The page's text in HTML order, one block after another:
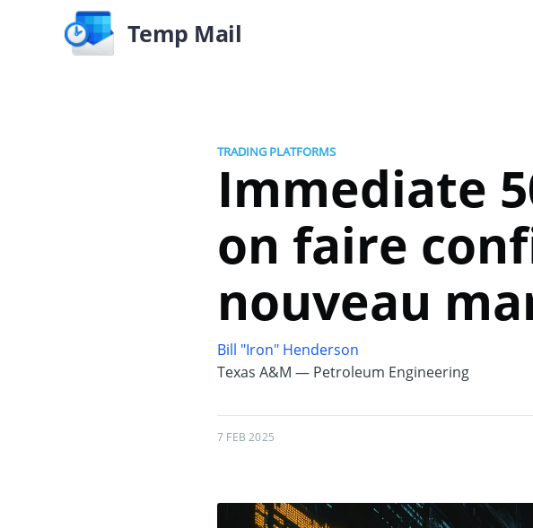
Temp Mail
TRADING PLATFORMS
Immediate
on faire
nouveau
Bill "Iron" Henderson
Texas A&M — Petroleum Engineering
7 FEB 2025